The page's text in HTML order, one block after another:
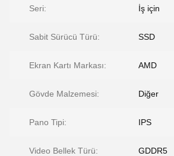
Seri: İş için
Sabit Sürücü Türü: SSD
Ekran Kartı Markası: AMD
Gövde Malzemesi: Diğer
Pano Tipi: IPS
Video Bellek Türü: GDDR5